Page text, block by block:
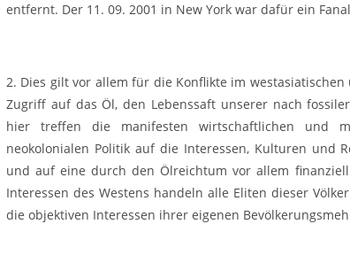
entfernt. Der 11. 09. 2001 in New York war dafür ein
2. Dies gilt vor allem für die Konflikte im
Zugriff auf das Öl, den Lebenssaft unserer nach
hier treffen die manifesten wirtschaftlichen und
neokolonialen Politik auf die Interessen, Kulturen und
und auf eine durch den Ölreichtum vor allem
Interessen des Westens handeln alle Eliten dieser
die objektiven Interessen ihrer eigenen